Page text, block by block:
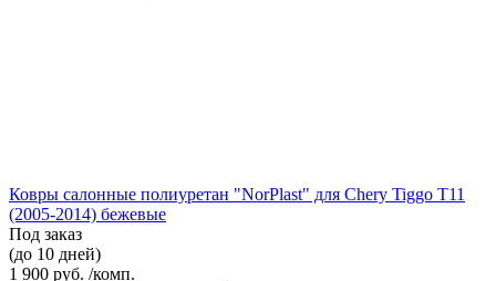
Ковры салонные полиуретан "NorPlast" для Chery Tiggo T11
(2005-2014) бежевые
Под заказ
(до 10 дней)
1 900 руб. /комп.